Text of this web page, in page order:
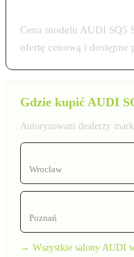
Cena modelu AUDI SQ5
ofertę cenową i dostępne
Gdzie kupić AUDI
Autoryzowani dealerzy
Wrocław
Poznań
→ Wszystkie salony AUDI